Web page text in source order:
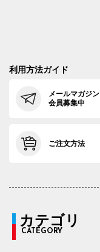
利用方法ガイド
メールマガジン
会員募集中
ご注文方法
カテゴリ
CATEGORY